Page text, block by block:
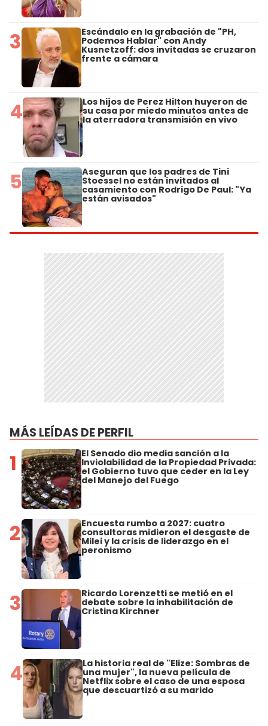
3 Escándalo en la grabación de "PH,
Podemos Hablar" con Andy
Kusnetzoff: dos invitadas se cruzaron
frente a cámara
4 Los hijos de Perez Hilton huyeron de
su casa por miedo minutos antes de
la aterradora transmisión en vivo
5 Aseguran que los padres de Tini
Stoessel no están invitados al
casamiento con Rodrigo De Paul: "Ya
están avisados"
MÁS LEÍDAS DE PERFIL
1 El Senado dio media sanción a la
Inviolabilidad de la Propiedad Privada:
el Gobierno tuvo que ceder en la Ley
del Manejo del Fuego
2 Encuesta rumbo a 2027: cuatro
consultoras midieron el desgaste de
Milei y la crisis de liderazgo en el
peronismo
3 Ricardo Lorenzetti se metió en el
debate sobre la inhabilitación de
Cristina Kirchner
4 La historia real de "Elize: Sombras de
una mujer", la nueva película de
Netflix sobre el caso de una esposa
que descuartizó a su marido